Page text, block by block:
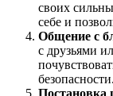
своих
себе и
Общение с
с друзьями
безопасности.
Постановка